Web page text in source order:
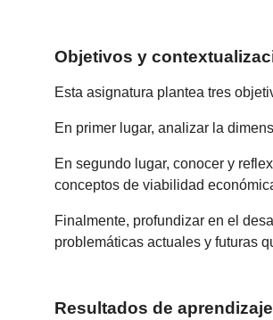
Objetivos y
Esta asignatura plantea tres
En primer lugar, analizar la
En segundo lugar, conocer y
conceptos de viabilidad
Finalmente, profundizar en el
problemáticas actuales y futuras
Resultados de aprendizaje